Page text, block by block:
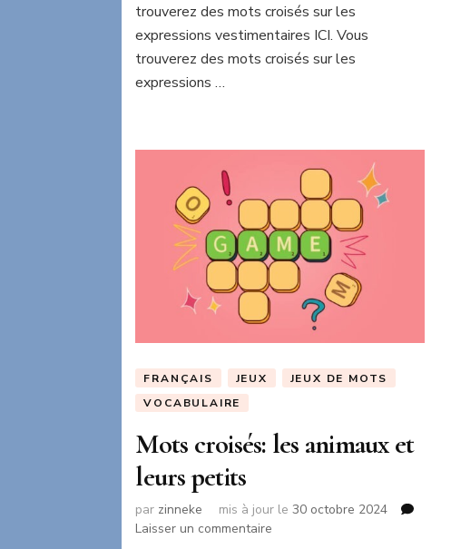
trouverez des mots croisés sur les
expressions vestimentaires ICI. Vous
trouverez des mots croisés sur les
expressions …
FRANÇAIS JEUX
JEUX DE MOTS
VOCABULAIRE
Mots croisés: les animaux et
leurs petits
par zinneke mis à jour le30 octobre 2024
Laisser un commentaire